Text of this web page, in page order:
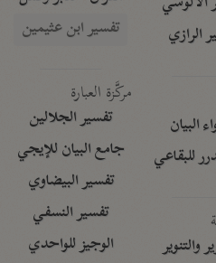
الرازي
البيان
للبقاعي
والتنوير
تفسير ابن عثيمين
مركَّزة العبارة
تفسير الجلالين
جامع البيان للإيجي
تفسير البيضاوي
تفسير النسفي
الوجيز للواحدي